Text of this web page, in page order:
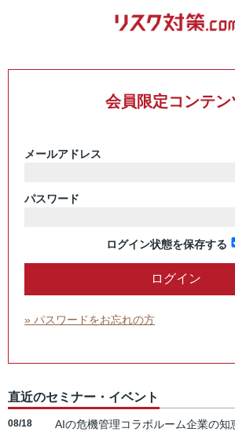
会員限定コンテン
メールアドレス
パスワード
ログイン状態を保存する
» パスワードをお忘れの方
直近のセミナー・イベント
08/18
AIの危機管理コラボルーム企業の知